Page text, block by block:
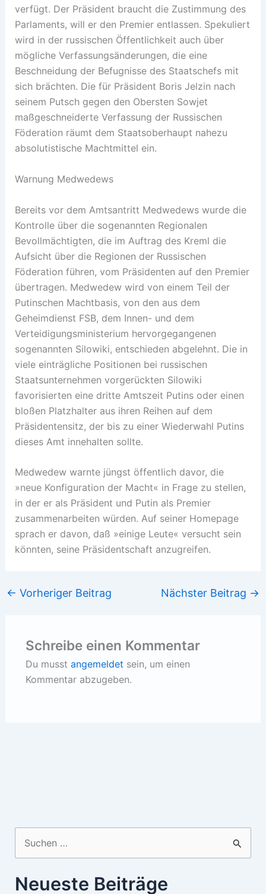
verfügt. Der Präsident braucht die Zustimmung des
Parlaments, will er den Premier entlassen. Spekuliert
wird in der russischen Öffentlichkeit auch über
mögliche Verfassungsänderungen, die eine
Beschneidung der Befugnisse des Staatschefs mit
sich brächten. Die für Präsident Boris Jelzin nach
seinem Putsch gegen den Obersten Sowjet
maßgeschneiderte Verfassung der Russischen
Föderation räumt dem Staatsoberhaupt nahezu
absolutistische Machtmittel ein.
Warnung Medwedews
Bereits vor dem Amtsantritt Medwedews wurde die
Kontrolle über die sogenannten Regionalen
Bevollmächtigten, die im Auftrag des Kreml die
Aufsicht über die Regionen der Russischen
Föderation führen, vom Präsidenten auf den Premier
übertragen. Medwedew wird von einem Teil der
Putinschen Machtbasis, von den aus dem
Geheimdienst FSB, dem Innen- und dem
Verteidigungsministerium hervorgegangenen
sogenannten Silowiki, entschieden abgelehnt. Die in
viele einträgliche Positionen bei russischen
Staatsunternehmen vorgerückten Silowiki
favorisierten eine dritte Amtszeit Putins oder einen
bloßen Platzhalter aus ihren Reihen auf dem
Präsidentensitz, der bis zu einer Wiederwahl Putins
dieses Amt innehalten sollte.
Medwedew warnte jüngst öffentlich davor, die
»neue Konfiguration der Macht« in Frage zu stellen,
in der er als Präsident und Putin als Premier
zusammenarbeiten würden. Auf seiner Homepage
sprach er davon, daß »einige Leute« versucht sein
könnten, seine Präsidentschaft anzugreifen.
← Vorheriger Beitrag Nächster Beitrag →
Schreibe einen Kommentar
Du musst angemeldet sein, um einen
Kommentar abzugeben.
Suchen
nach:
Neueste Beiträge